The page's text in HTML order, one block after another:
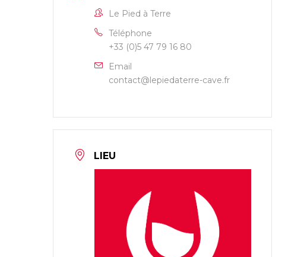
Le Pied à Terre
Téléphone
+33 (0)5 47 79 16 80
Email
contact@lepiedaterre-cave.fr
LIEU